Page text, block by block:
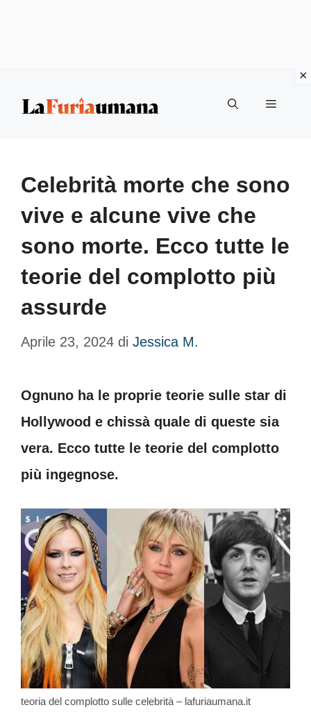
Menu
Celebrità morte che sono
vive e alcune vive che
sono morte. Ecco tutte le
teorie del complotto più
assurde
Aprile 23, 2024 di Jessica M.
Ognuno ha le proprie teorie sulle star di
Hollywood e chissà quale di queste sia
vera. Ecco tutte le teorie del complotto
più ingegnose.
teoria del complotto sulle celebrità – lafuriaumana.it